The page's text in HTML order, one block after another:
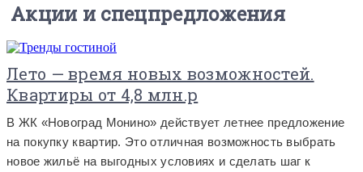
Акции и спецпредложения
Лето — время новых возможностей.
Квартиры от 4,8 млн.р
В ЖК «Новоград Монино» действует летнее предложение
на покупку квартир. Это отличная возможность выбрать
новое жильё на выгодных условиях и сделать шаг к